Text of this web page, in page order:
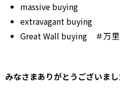
massive buying
extravagant buying
Great Wall buying ＃万里
みなさまありがとうございまし